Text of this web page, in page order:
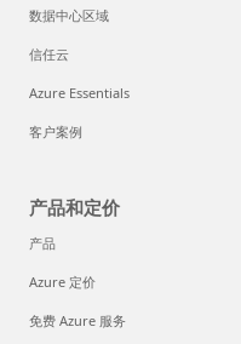
数据中心区域
信任云
Azure Essentials
客户案例
产品和定价
产品
Azure 定价
免费 Azure 服务